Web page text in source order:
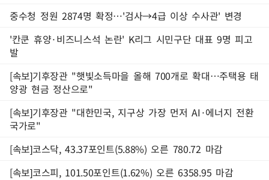
중수청 정원 2874명 확정…'검사→4급 이상 수사관' 변경
'칸쿤 휴양·비즈니스석 논란' K리그 시민구단 대표 9명 피고
발
[속보]기후장관 "햇빛소득마을 올해 700개로 확대…주택용 태
양광 현금 정산으로"
[속보]기후장관 "대한민국, 지구상 가장 먼저 AI·에너지 전환
국가로"
[속보]코스닥, 43.37포인트(5.88%) 오른 780.72 마감
[속보]코스피, 101.50포인트(1.62%) 오른 6358.95 마감